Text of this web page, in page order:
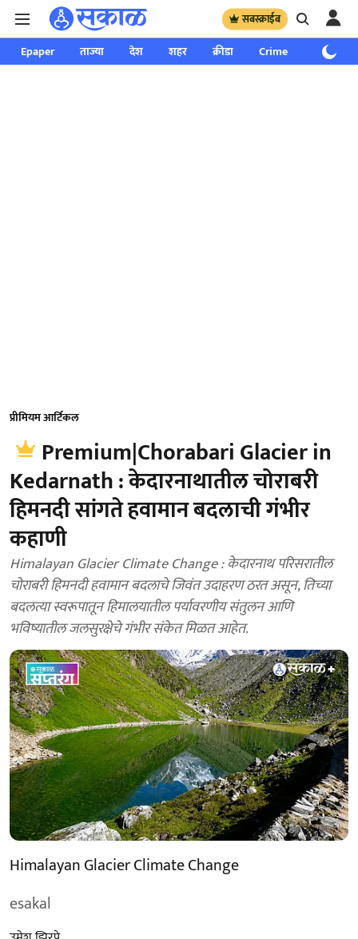
सबस्क्राईब
Epaper ताज्या देश शहर क्रीडा Crime साप्ताहिक
प्रीमियम आर्टिकल
Premium|Chorabari Glacier in
Kedarnath : केदारनाथातील चोराबरी
हिमनदी सांगते हवामान बदलाची गंभीर
कहाणी
Himalayan Glacier Climate Change : केदारनाथ परिसरातील
चोराबरी हिमनदी हवामान बदलाचे जिवंत उदाहरण ठरत असून, तिच्या
बदलत्या स्वरूपातून हिमालयातील पर्यावरणीय संतुलन आणि
भविष्यातील जलसुरक्षेचे गंभीर संकेत मिळत आहेत.
Himalayan Glacier Climate Change
esakal